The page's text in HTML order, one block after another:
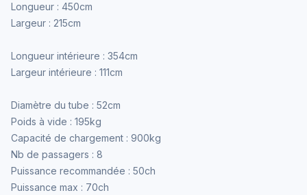
Longueur : 450cm
Largeur : 215cm
Longueur intérieure : 354cm
Largeur intérieure : 111cm
Diamètre du tube : 52cm
Poids à vide : 195kg
Capacité de chargement : 900kg
Nb de passagers : 8
Puissance recommandée : 50ch
Puissance max : 70ch